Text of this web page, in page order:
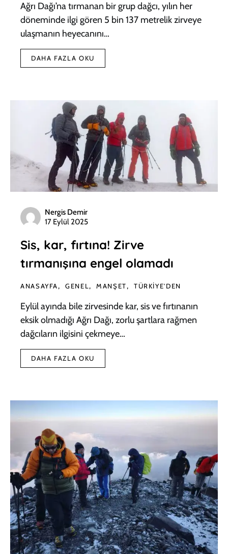
Ağrı Dağı’na tırmanan bir grup dağcı, yılın her
döneminde ilgi gören 5 bin 137 metrelik zirveye
ulaşmanın heyecanını…
DAHA FAZLA OKU
Nergis Demir
17 Eylül 2025
Sis, kar, fırtına! Zirve
tırmanışına engel olamadı
ANASAYFA GENEL MANŞET TÜRKIYE'DEN
Eylül ayında bile zirvesinde kar, sis ve fırtınanın
eksik olmadığı Ağrı Dağı, zorlu şartlara rağmen
dağcıların ilgisini çekmeye…
DAHA FAZLA OKU